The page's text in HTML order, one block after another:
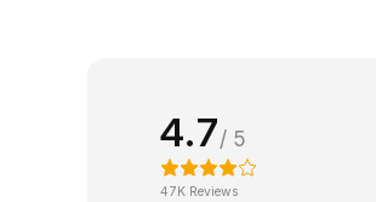
4.7/ 5
47K Reviews